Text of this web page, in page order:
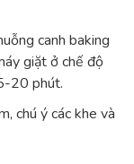
canh baking
giặt ở chế độ
20 phút.
chú ý các khe và